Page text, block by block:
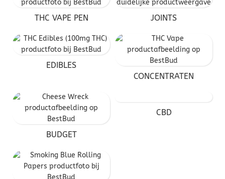
THC VAPE PEN JOINTS
EDIBLES
CONCENTRATEN
BUDGET
CBD